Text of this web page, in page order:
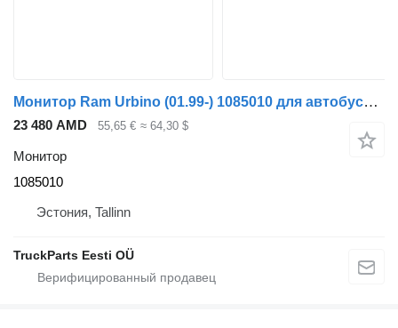
Монитор Ram Urbino (01.99-) 1085010 для автобуса Solaris Urbino, Alpino, Vacanza (1999-)
23 480 AMD 55,65 € ≈ 64,30 $
Монитор
1085010
Эстония, Tallinn
TruckParts Eesti OÜ